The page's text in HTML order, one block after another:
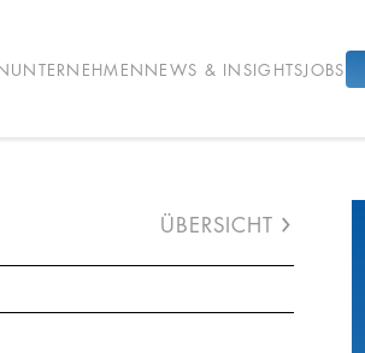
UNTERNEHMENNEWS & INSIGHTSJOBS
ÜBERSICHT